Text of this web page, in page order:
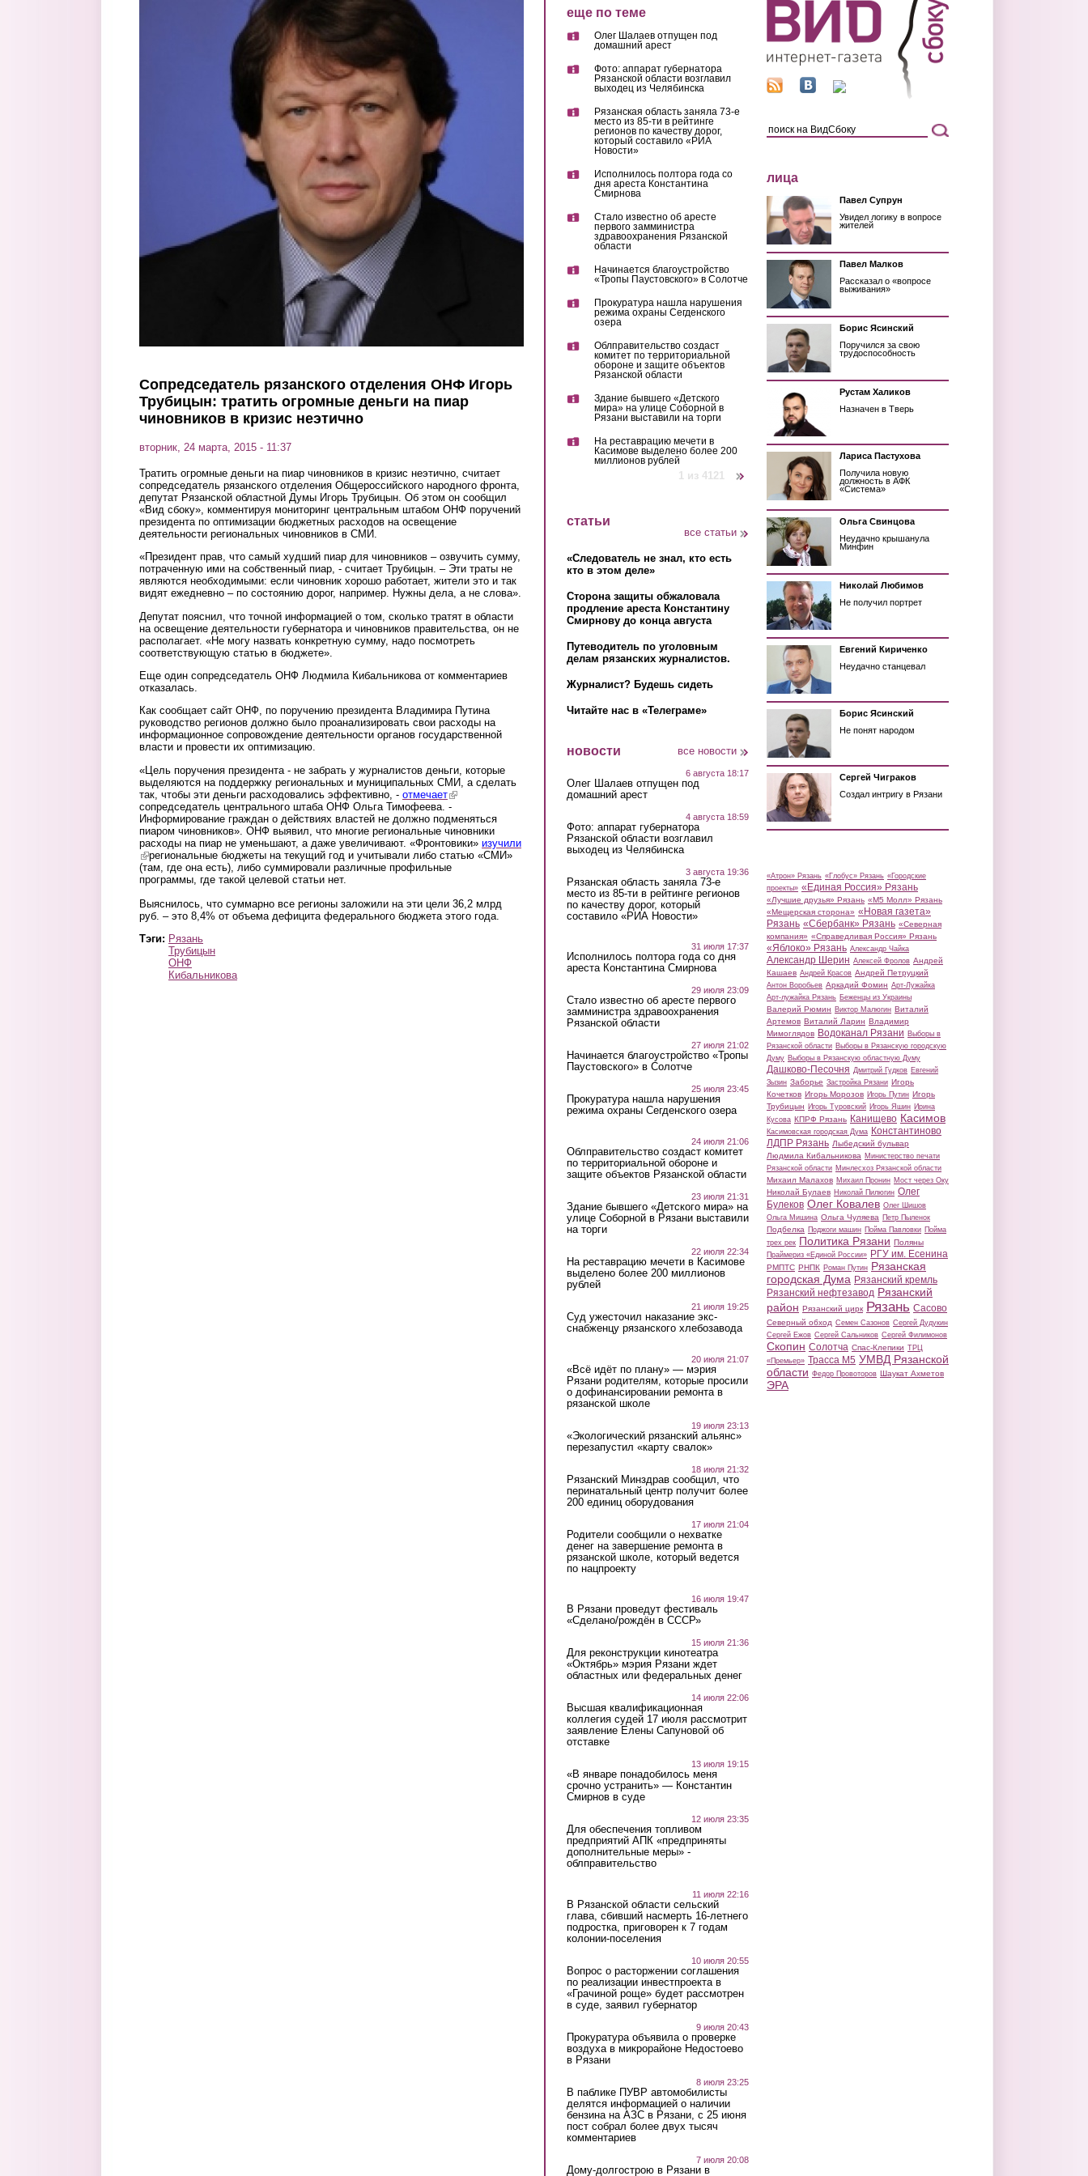
Сопредседатель рязанского отделения ОНФ Игорь
Трубицын: тратить огромные деньги на пиар
чиновников в кризис неэтично
вторник, 24 марта, 2015 - 11:37
Тратить огромные деньги на пиар чиновников в кризис неэтично, считает
сопредседатель рязанского отделения Общероссийского народного фронта,
депутат Рязанской областной Думы Игорь Трубицын. Об этом он сообщил
«Вид сбоку», комментируя мониторинг центральным штабом ОНФ поручений
президента по оптимизации бюджетных расходов на освещение
деятельности региональных чиновников в СМИ.
«Президент прав, что самый худший пиар для чиновников – озвучить сумму,
потраченную ими на собственный пиар, - считает Трубицын. – Эти траты не
являются необходимыми: если чиновник хорошо работает, жители это и так
видят ежедневно – по состоянию дорог, например. Нужны дела, а не слова».
Депутат пояснил, что точной информацией о том, сколько тратят в области
на освещение деятельности губернатора и чиновников правительства, он не
располагает. «Не могу назвать конкретную сумму, надо посмотреть
соответствующую статью в бюджете».
Еще один сопредседатель ОНФ Людмила Кибальникова от комментариев
отказалась.
Как сообщает сайт ОНФ, по поручению президента Владимира Путина
руководство регионов должно было проанализировать свои расходы на
информационное сопровождение деятельности органов государственной
власти и провести их оптимизацию.
«Цель поручения президента - не забрать у журналистов деньги, которые
выделяются на поддержку региональных и муниципальных СМИ, а сделать
так, чтобы эти деньги расходовались эффективно, - отмечает(link is external)
сопредседатель центрального штаба ОНФ Ольга Тимофеева. -
Информирование граждан о действиях властей не должно подменяться
пиаром чиновников». ОНФ выявил, что многие региональные чиновники
расходы на пиар не уменьшают, а даже увеличивают. «Фронтовики» изучили
(link is external)
региональные бюджеты на текущий год и учитывали либо статью «СМИ»
(там, где она есть), либо суммировали различные профильные
программы, где такой целевой статьи нет.
Выяснилось, что суммарно все регионы заложили на эти цели 36,2 млрд
руб. – это 8,4% от объема дефицита федерального бюджета этого года.
Тэги: Рязань
Трубицын
ОНФ
Кибальникова
еще по теме
Олег Шалаев отпущен под
домашний арест
Фото: аппарат губернатора
Рязанской области возглавил
выходец из Челябинска
Рязанская область заняла 73-е
место из 85-ти в рейтинге
регионов по качеству дорог,
который составило «РИА
Новости»
Исполнилось полтора года со
дня ареста Константина
Смирнова
Стало известно об аресте
первого замминистра
здравоохранения Рязанской
области
Начинается благоустройство
«Тропы Паустовского» в Солотче
Прокуратура нашла нарушения
режима охраны Сегденского
озера
Облправительство создаст
комитет по территориальной
обороне и защите объектов
Рязанской области
Здание бывшего «Детского
мира» на улице Соборной в
Рязани выставили на торги
На реставрацию мечети в
Касимове выделено более 200
миллионов рублей
1 из 4121
статьи
все статьи
«Следователь не знал, кто есть
кто в этом деле»
Сторона защиты обжаловала
продление ареста Константину
Смирнову до конца августа
Путеводитель по уголовным
делам рязанских журналистов.
Журналист? Будешь сидеть
Читайте нас в «Телеграме»
новости все новости
6 августа 18:17
Олег Шалаев отпущен под
домашний арест
4 августа 18:59
Фото: аппарат губернатора
Рязанской области возглавил
выходец из Челябинска
3 августа 19:36
Рязанская область заняла 73-е
место из 85-ти в рейтинге регионов
по качеству дорог, который
составило «РИА Новости»
31 июля 17:37
Исполнилось полтора года со дня
ареста Константина Смирнова
29 июля 23:09
Стало известно об аресте первого
замминистра здравоохранения
Рязанской области
27 июля 21:02
Начинается благоустройство «Тропы
Паустовского» в Солотче
25 июля 23:45
Прокуратура нашла нарушения
режима охраны Сегденского озера
24 июля 21:06
Облправительство создаст комитет
по территориальной обороне и
защите объектов Рязанской области
23 июля 21:31
Здание бывшего «Детского мира» на
улице Соборной в Рязани выставили
на торги
22 июля 22:34
На реставрацию мечети в Касимове
выделено более 200 миллионов
рублей
21 июля 19:25
Суд ужесточил наказание экс-
снабженцу рязанского хлебозавода
20 июля 21:07
«Всё идёт по плану» — мэрия
Рязани родителям, которые просили
о дофинансировании ремонта в
рязанской школе
19 июля 23:13
«Экологический рязанский альянс»
перезапустил «карту свалок»
18 июля 21:32
Рязанский Минздрав сообщил, что
перинатальный центр получит более
200 единиц оборудования
17 июля 21:04
Родители сообщили о нехватке
денег на завершение ремонта в
рязанской школе, который ведется
по нацпроекту
16 июля 19:47
В Рязани проведут фестиваль
«Сделано/рождён в СССР»
15 июля 21:36
Для реконструкции кинотеатра
«Октябрь» мэрия Рязани ждет
областных или федеральных денег
14 июля 22:06
Высшая квалификационная
коллегия судей 17 июля рассмотрит
заявление Елены Сапуновой об
отставке
13 июля 19:15
«В январе понадобилось меня
срочно устранить» — Константин
Смирнов в суде
12 июля 23:35
Для обеспечения топливом
предприятий АПК «предприняты
дополнительные меры» -
облправительство
11 июля 22:16
В Рязанской области сельский
глава, сбивший насмерть 16-летнего
подростка, приговорен к 7 годам
колонии-поселения
10 июля 20:55
Вопрос о расторжении соглашения
по реализации инвестпроекта в
«Грачиной роще» будет рассмотрен
в суде, заявил губернатор
9 июля 20:43
Прокуратура объявила о проверке
воздуха в микрорайоне Недостоево
в Рязани
8 июля 23:25
В паблике ПУВР автомобилисты
делятся информацией о наличии
бензина на АЗС в Рязани, с 25 июня
пост собрал более двух тысяч
комментариев
7 июля 20:08
Дому-долгострою в Рязани в
лица
Павел Супрун
Увидел логику в вопросе
жителей
Павел Малков
Рассказал о «вопросе
выживания»
Борис Ясинский
Поручился за свою
трудоспособность
Рустам Халиков
Назначен в Тверь
Лариса Пастухова
Получила новую
должность в АФК
«Система»
Ольга Свинцова
Неудачно крышанула
Минфин
Николай Любимов
Не получил портрет
Евгений Кириченко
Неудачно станцевал
Борис Ясинский
Не понят народом
Сергей Чиграков
Создал интригу в Рязани
«Атрон» Рязань «Глобус» Рязань «Городские
проекты» «Единая Россия» Рязань
«Лучшие друзья» Рязань «М5 Молл» Рязань
«Мещерская сторона» «Новая газета»
Рязань «Сбербанк» Рязань «Северная
компания» «Справедливая Россия» Рязань
«Яблоко» Рязань Александр Чайка
Александр Шерин Алексей Фролов Андрей
Кашаев Андрей Красов Андрей Петруцкий
Антон Воробьев Аркадий Фомин Арт-Лужайка
Арт-лужайка Рязань Беженцы из Украины
Валерий Рюмин Виктор Малюгин Виталий
Артемов Виталий Ларин Владимир
Мимоглядов Водоканал Рязани Выборы в
Рязанской области Выборы в Рязанскую городскую
Думу Выборы в Рязанскую областную Думу
Дашково-Песочня Дмитрий Гудков Евгений
Зызин Заборье Застройка Рязани Игорь
Кочетков Игорь Морозов Игорь Путин Игорь
Трубицын Игорь Туровский Игорь Яшин Ирина
Кусова КПРФ Рязань Канищево Касимов
Касимовская городская Дума Константиново
ЛДПР Рязань Лыбедский бульвар
Людмила Кибальникова Министерство печати
Рязанской области Минлесхоз Рязанской области
Михаил Малахов Михаил Пронин Мост через Оку
Николай Булаев Николай Пилюгин Олег
Булеков Олег Ковалев Олег Шишов
Ольга Мишина Ольга Чуляева Петр Пыленок
Подбелка Поджоги машин Пойма Павловки Пойма
трех рек Политика Рязани Поляны
Праймериз «Единой России» РГУ им. Есенина
РМПТС РНПК Роман Путин Рязанская
городская Дума Рязанский кремль
Рязанский нефтезавод Рязанский
район Рязанский цирк Рязань Сасово
Северный обход Семен Сазонов Сергей Дудукин
Сергей Ежов Сергей Сальников Сергей Филимонов
Скопин Солотча Спас-Клепики ТРЦ
«Премьер» Трасса М5 УМВД Рязанской
области Федор Провоторов Шаукат Ахметов
ЭРА